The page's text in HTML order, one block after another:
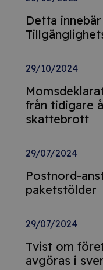
Detta innebär
29/10/2024
från tidigare
skattebrott
29/07/2024
Postnord-
paketstölder
29/07/2024
Tvist om
avgöras i